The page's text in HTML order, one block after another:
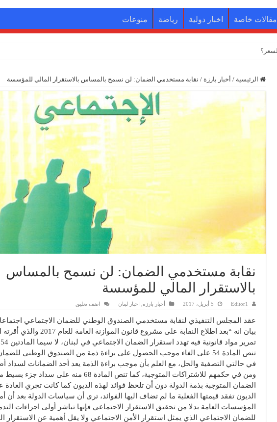
مقالات خاصة اخبار دولية رياضة منوعات
الرئيسية / أخبار بارزة / نقابة مستخدمي الضمان: لن نسمح بالمساس بالاستقرار المالي للمؤسسة
نقابة مستخدمي الضمان: لن نسمح بالمساس
بالاستقرار المالي للمؤسسة
Editor1 5 أبريل، 2017 أخبار بارزة اخبار لبنان اضف تعليق
عقد المجلس التنفيذي لنقابة مستخدمي الصندوق الوطني للضمان الاجتماعي
بيان انه “بعد اطلاع النقابة على مشروع قانون
تنص المادة 54 على الغاء موجب الحصول على براءة ذمة من الصندوق الوطني
في حالتي التصفية والحل، مع العلم بأن موجب براءة الذمة يعد أحد الضمانات لسداد
ومن في حكمهم للاشتراكات المتوجبة، كما تنص المادة 68 منه
الضمان المتوجبة بذمة الدولة دون أن تلحظ فوائد لهذه الديون كما كانت تجري العادة
الديون تفقد قيمتها الفعلية ما لم تضاف اليها الفوائد، ترى أن سياسات الدولة بعد أن
المؤسسات العامة بدلا من تحقيق الاستقرار الاجتماعي فإنها تباشر أولى اجراءات
للضمان الاجتماعي الذي يمثل استقرار الأمن الاجتماعي ولا يقل أهمية عن الاستقرار